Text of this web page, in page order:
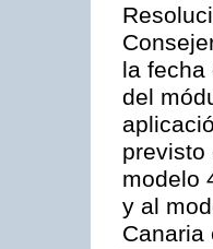
la fecha
del
previsto
modelo
y al
Canaria